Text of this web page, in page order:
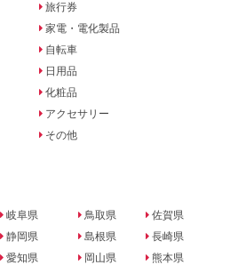
旅行券
家電・電化製品
自転車
日用品
化粧品
アクセサリー
その他
岐阜県
静岡県
愛知県
鳥取県
島根県
岡山県
佐賀県
長崎県
熊本県